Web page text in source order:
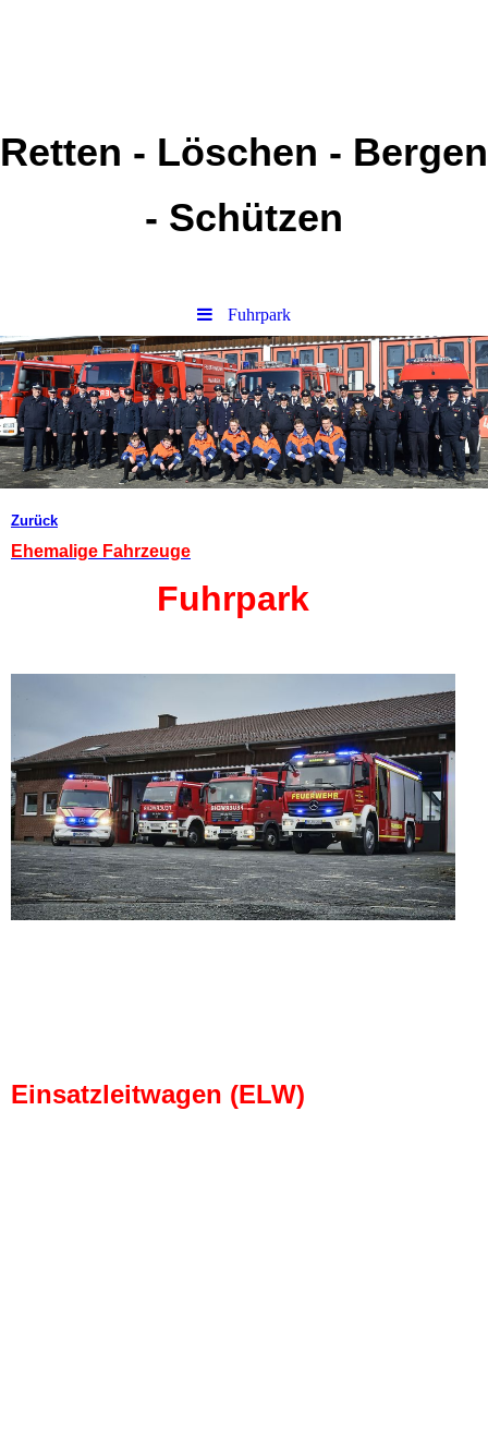
Retten - Löschen - Bergen
- Schützen
Fuhrpark
Zurück
Ehemalige Fahrzeuge
Fuhrpark
Einsatzleitwagen (ELW)